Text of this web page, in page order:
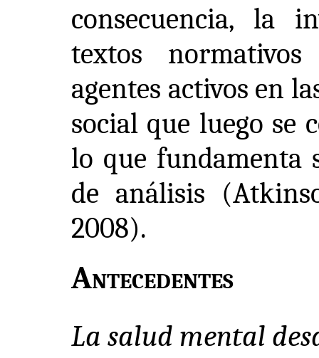
consecuencia, la
textos
agentes activos en
social que luego se
lo que fundamenta
de análisis
2008).
Antecedentes
La salud mental